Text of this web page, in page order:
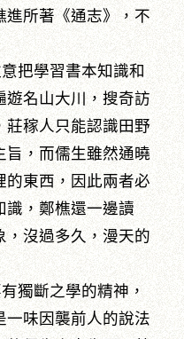
進所著《通志》，不
把學習書本知識和
遊名山大川，搜奇訪
莊稼人只能認識田野
旨，而儒生雖然通曉
的東西，因此兩者必
識，鄭樵還一邊讀
，沒過多久，漫天的
獨斷之學的精神，
一味因襲前人的說法